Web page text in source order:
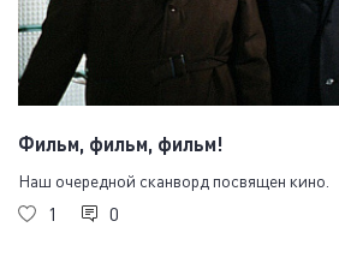
Фильм, фильм, фильм!
Наш очередной сканворд посвящен кино.
1 0